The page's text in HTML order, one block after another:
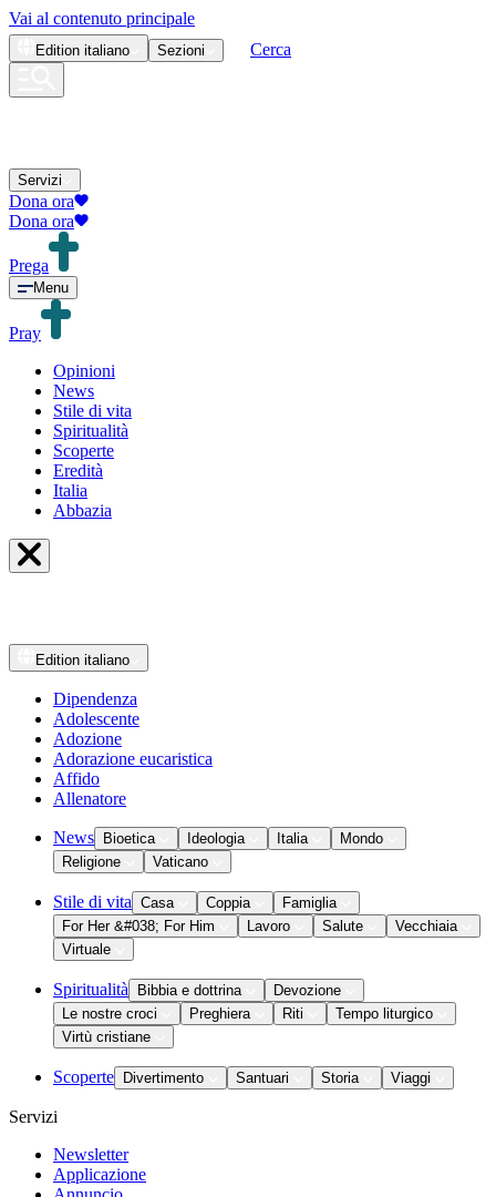
Vai al contenuto principale
Edition italiano Sezioni Cerca
Servizi
Dona ora
Dona ora
Prega
Menu
Pray
Opinioni
News
Stile di vita
Spiritualità
Scoperte
Eredità
Italia
Abbazia
Edition italiano
Dipendenza
Adolescente
Adozione
Adorazione eucaristica
Affido
Allenatore
News Bioetica Ideologia Italia
Mondo
Religione
Vaticano
Stile di vita Casa Coppia
Famiglia
For Her &#038; For Him
Lavoro Salute
Vecchiaia
Virtuale
Spiritualità Bibbia e dottrina
Devozione
Le nostre croci
Preghiera Riti
Tempo liturgico
Virtù cristiane
Scoperte Divertimento Santuari Storia Viaggi
Servizi
Newsletter
Applicazione